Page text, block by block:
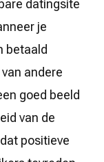
datingsite
je
betaald
andere
goed beeld
van de
positieve